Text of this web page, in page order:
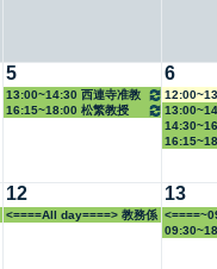
5
13:00~14:30 西連寺准教
授
16:15~18:00 松繁教授
6
12
<====All day====> 教務係
13